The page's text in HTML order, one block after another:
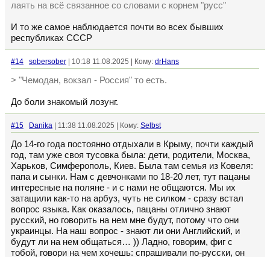
лаять на всё связанное со словами с корнем "русс"
И то же самое наблюдается почти во всех бывших
республиках СССР
#14 sobersober | 10:18 11.08.2025 | Кому: drHans
> "Чемодан, вокзал - Россия" то есть.
До боли знакомый лозунг.
#15 Danika | 11:38 11.08.2025 | Кому: Selbst
До 14-го года постоянно отдыхали в Крыму, почти каждый
год, там уже своя тусовка была: дети, родители, Москва,
Харьков, Симферополь, Киев. Была там семья из Ковеля:
папа и сынки. Нам с девчонками по 18-20 лет, тут пацаны
интересные на поляне - и с нами не общаются. Мы их
затащили как-то на арбуз, чуть не силком - сразу встал
вопрос языка. Как оказалось, пацаны отлично знают
русский, но говорить на нем мне будут, потому что они
украинцы. На наш вопрос - знают ли они Английский, и
будут ли на нем общаться… )) Ладно, говорим, фиг с
тобой, говори на чем хочешь: спрашивали по-русски, он